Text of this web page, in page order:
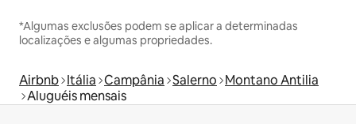
*Algumas exclusões podem se aplicar a determinadas
localizações e algumas propriedades.
Airbnb Itália Campânia Salerno Montano Antilia
Aluguéis mensais